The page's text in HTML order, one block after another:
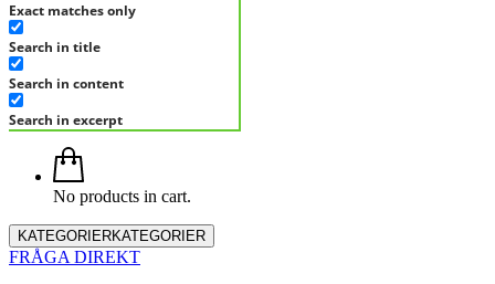
Exact matches only
Search in title
Search in content
Search in excerpt
No products in cart.
KATEGORIERKATEGORIER
FRÅGA DIREKT